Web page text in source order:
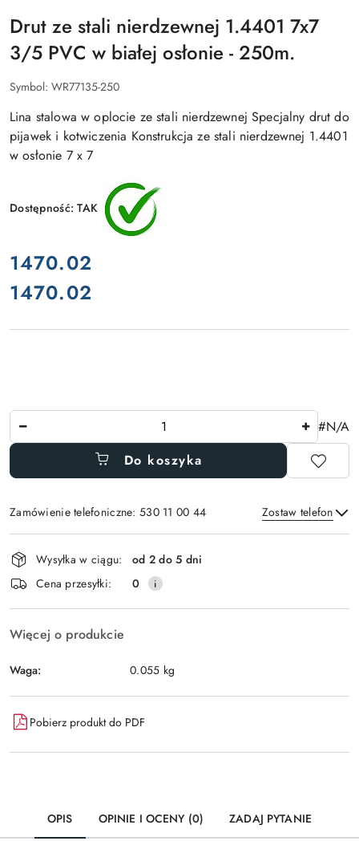
Drut ze stali nierdzewnej 1.4401 7x7
3/5 PVC w białej osłonie - 250m.
Symbol: WR77135-250
Lina stalowa w oplocie ze stali nierdzewnej Specjalny drut do
pijawek i kotwiczenia Konstrukcja ze stali nierdzewnej 1.4401
w osłonie 7 x 7
Dostępność:TAK
cena:
1470.02
Cena:
1470.02
#N/A
Do koszyka
Zamówienie telefoniczne: 530 11 00 44 Zostaw telefon
Wyślij
Dostępność
i
dostawa
Wysyłka w ciągu:
od 2 do 5 dni
Cena przesyłki:
0
Więcej o produkcie
Waga: 0.055 kg
Pobierz produkt do PDF
OPIS OPINIE I OCENY (0) ZADAJ PYTANIE